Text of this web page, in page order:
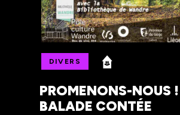
DIVERS
PROMENONS-NOUS ! ||
BALADE CONTÉE